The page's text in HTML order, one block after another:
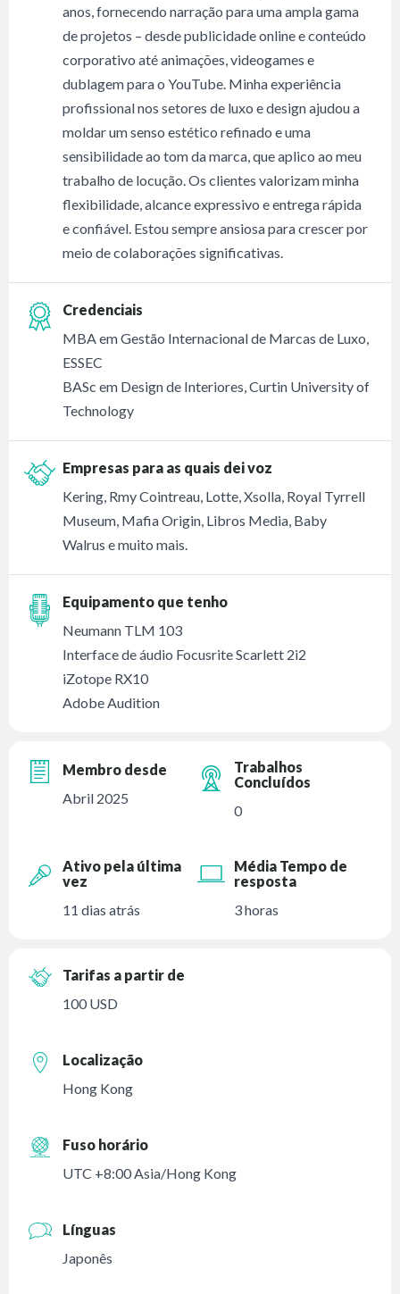
anos, fornecendo narração para uma ampla gama
de projetos – desde publicidade online e conteúdo
corporativo até animações, videogames e
dublagem para o YouTube. Minha experiência
profissional nos setores de luxo e design ajudou a
moldar um senso estético refinado e uma
sensibilidade ao tom da marca, que aplico ao meu
trabalho de locução. Os clientes valorizam minha
flexibilidade, alcance expressivo e entrega rápida
e confiável. Estou sempre ansiosa para crescer por
meio de colaborações significativas.
Credenciais
MBA em Gestão Internacional de Marcas de Luxo,
ESSEC
BASc em Design de Interiores, Curtin University of
Technology
Empresas para as quais dei voz
Kering, Rmy Cointreau, Lotte, Xsolla, Royal Tyrrell
Museum, Mafia Origin, Libros Media, Baby
Walrus e muito mais.
Equipamento que tenho
Neumann TLM 103
Interface de áudio Focusrite Scarlett 2i2
iZotope RX10
Adobe Audition
Membro desde
Abril 2025
Trabalhos
Concluídos
0
Ativo pela última
vez
11 dias atrás
Média Tempo de
resposta
3 horas
Tarifas a partir de
100 USD
Localização
Hong Kong
Fuso horário
UTC +8:00 Asia/Hong Kong
Línguas
Japonês